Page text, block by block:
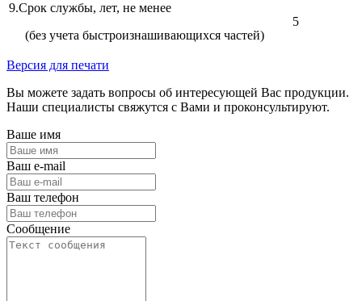
9.Срок службы, лет, не менее
(без учета быстроизнашивающихся частей)
5
Версия для печати
Вы можете задать вопросы об интересующей Вас продукции.
Наши специалисты свяжутся с Вами и проконсультируют.
Ваше имя
Ваш e-mail
Ваш телефон
Сообщение